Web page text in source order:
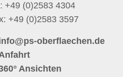
+49 (0)2583 4304
+49 (0)2583 3597
oberflaechen.de
Ansichten